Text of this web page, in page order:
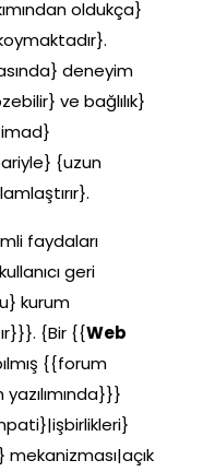
oldukça}
deneyim
ve bağlılık}
{uzun
faydaları
geri
kurum
{Bir {{Web
{{forum